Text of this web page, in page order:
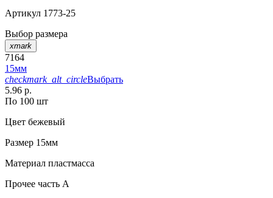
Артикул 1773-25
Выбор размера
xmark
7164
15мм
checkmark_alt_circleВыбрать
5.96 р.
По 100 шт
Цвет бежевый
Размер 15мм
Материал пластмасса
Прочее часть A